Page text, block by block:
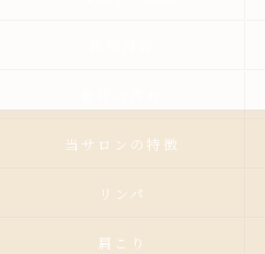
当サロンの特徴
リンパ
肩こり